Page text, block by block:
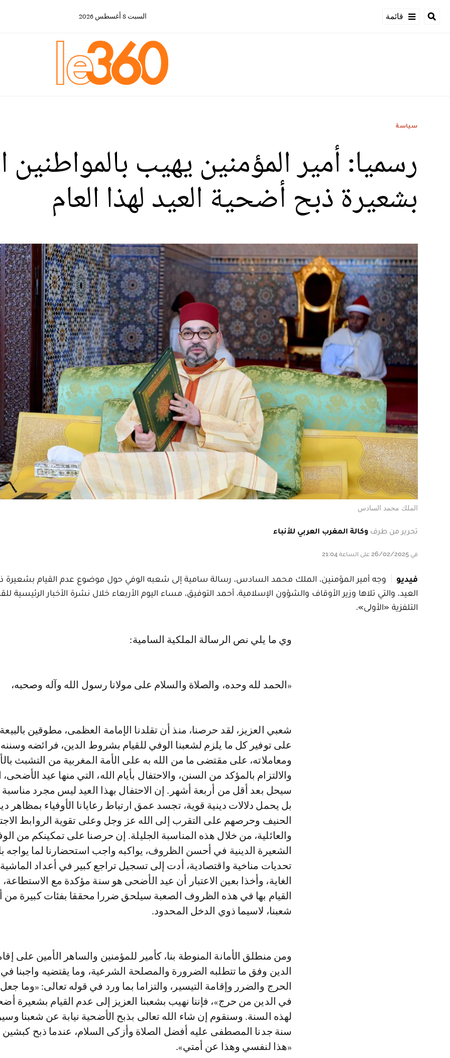
قائمة السبت 8 أغسطس 2026
سياسة
رسميا: أمير المؤمنين يهيب بالمواطنين
بشعيرة ذبح أضحية العيد لهذا العام
الملك محمد السادس
تحرير من طرف وكالة المغرب العربي للأنباء
في 26/02/2025 على الساعة 21:04
فيديو
وجه أمير المؤمنين، الملك محمد السادس، رسالة سامية إلى شعبه الوفي حول موضوع عدم القيام بشعيرة
العيد، والتي تلاها وزير الأوقاف والشؤون الإسلامية، أحمد التوفيق، مساء اليوم الأربعاء خلال نشرة الأخبار الرئيسية
التلفزية «الأولى».
وي ما يلي نص الرسالة الملكية السامية:
«الحمد لله وحده، والصلاة والسلام على مولانا رسول الله وآله وصحبه،
شعبي العزيز، لقد حرصنا، منذ أن تقلدنا الإمامة العظمى، مطوقين
على توفير كل ما يلزم لشعبنا الوفي للقيام بشروط الدين، فرائضه
ومعاملاته، على مقتضى ما من الله به على الأمة المغربية من التشبث
والالتزام بالمؤكد من السنن، والاحتفال بأيام الله، التي منها عيد
سيحل بعد أقل من أربعة أشهر. إن الاحتفال بهذا العيد ليس مجرد مناسبة
بل يحمل دلالات دينية قوية، تجسد عمق ارتباط رعايانا الأوفياء بمظاهر
الحنيف وحرصهم على التقرب إلى الله عز وجل وعلى تقوية الروابط
والعائلية، من خلال هذه المناسبة الجليلة. إن حرصنا على تمكينكم من
الشعيرة الدينية في أحسن الظروف، يواكبه واجب استحضارنا لما يواجه
تحديات مناخية واقتصادية، أدت إلى تسجيل تراجع كبير في أعداد
الغاية، وأخذا بعين الاعتبار أن عيد الأضحى هو سنة مؤكدة مع
القيام بها في هذه الظروف الصعبة سيلحق ضررا محققا بفئات كبيرة من
شعبنا، لاسيما ذوي الدخل المحدود.
ومن منطلق الأمانة المنوطة بنا، كأمير للمؤمنين والساهر الأمين على
الدين وفق ما تتطلبه الضرورة والمصلحة الشرعية، وما يقتضيه واجبنا
الحرج والضرر وإقامة التيسير، والتزاما بما ورد في قوله تعالى: «وما
في الدين من حرج»، فإننا نهيب بشعبنا العزيز إلى عدم القيام بشعيرة
لهذه السنة. وسنقوم إن شاء الله تعالى بذبح الأضحية نيابة عن شعبنا
سنة جدنا المصطفى عليه أفضل الصلاة وأزكى السلام، عندما ذبح
«هذا لنفسي وهذا عن أمتي».